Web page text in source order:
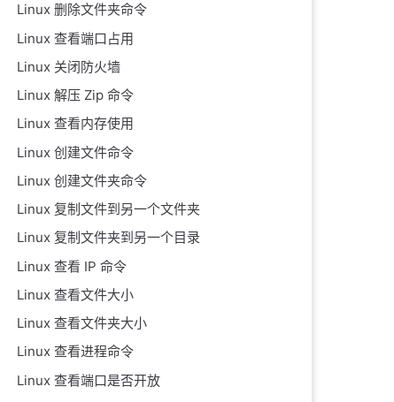
Linux 删除文件夹命令
Linux 查看端口占用
Linux 关闭防火墙
Linux 解压 Zip 命令
Linux 查看内存使用
Linux 创建文件命令
Linux 创建文件夹命令
Linux 复制文件到另一个文件夹
Linux 复制文件夹到另一个目录
Linux 查看 IP 命令
Linux 查看文件大小
Linux 查看文件夹大小
Linux 查看进程命令
Linux 查看端口是否开放